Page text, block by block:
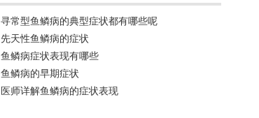
寻常型鱼鳞病的典型症状都有哪些呢
先天性鱼鳞病的症状
鱼鳞病症状表现有哪些
鱼鳞病的早期症状
医师详解鱼鳞病的症状表现